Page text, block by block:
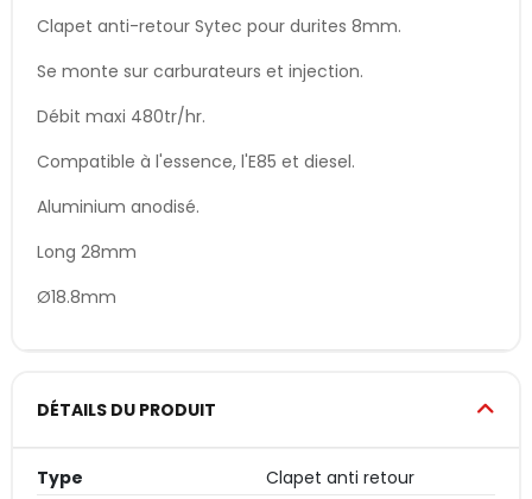
Clapet anti-retour Sytec pour durites 8mm.
Se monte sur carburateurs et injection.
Débit maxi 480tr/hr.
Compatible à l'essence, l'E85 et diesel.
Aluminium anodisé.
Long 28mm
Ø18.8mm
DÉTAILS DU PRODUIT
Type
Clapet anti retour